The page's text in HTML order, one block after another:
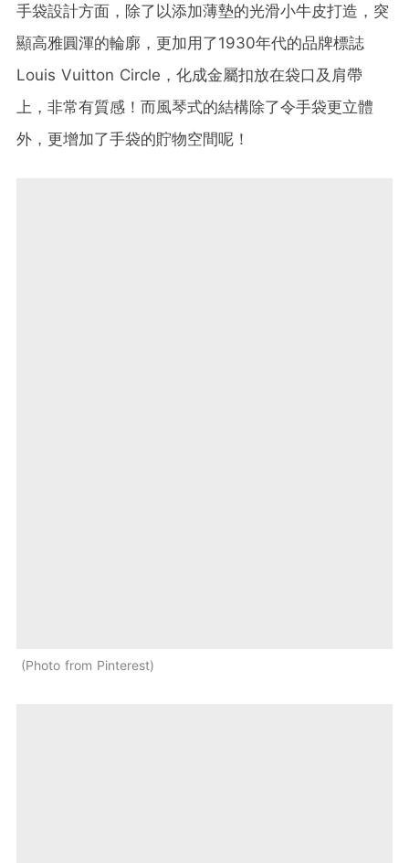
手袋設計方面，除了以添加薄墊的光滑小牛皮打造，突
顯高雅圓渾的輪廓，更加用了1930年代的品牌標誌
Louis Vuitton Circle，化成金屬扣放在袋口及肩帶
上，非常有質感！而風琴式的結構除了令手袋更立體
外，更增加了手袋的貯物空間呢！
Photo from Pinterest